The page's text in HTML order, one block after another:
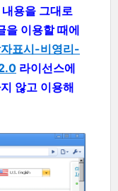
용을 그대로
을 이용할 때에
표시-비영리-
라이선스에
않고 이용해